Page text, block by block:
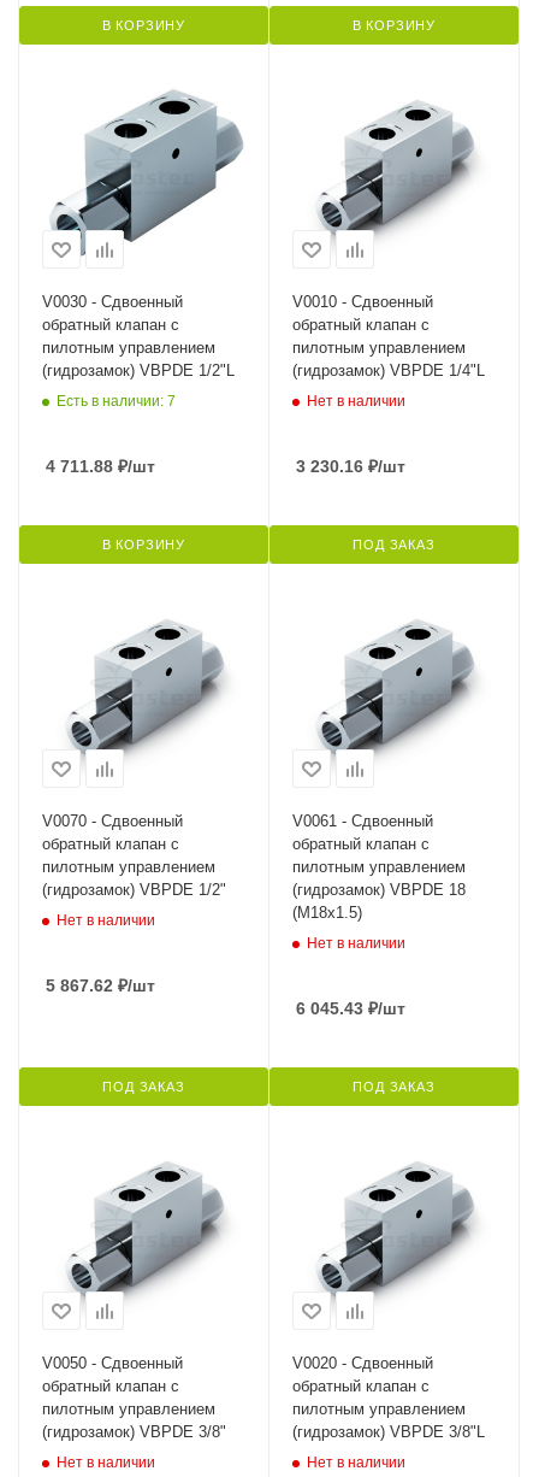
В КОРЗИНУ В КОРЗИНУ
V0030 - Сдвоенный
обратный клапан с
пилотным управлением
(гидрозамок) VBPDE 1/2"L
Есть в наличии: 7
4 711.88 ₽/шт
В КОРЗИНУ
V0010 - Сдвоенный
обратный клапан с
пилотным управлением
(гидрозамок) VBPDE 1/4"L
Нет в наличии
3 230.16 ₽/шт
ПОД ЗАКАЗ
V0070 - Сдвоенный
обратный клапан с
пилотным управлением
(гидрозамок) VBPDE 1/2"
Нет в наличии
5 867.62 ₽/шт
ПОД ЗАКАЗ
V0061 - Сдвоенный
обратный клапан с
пилотным управлением
(гидрозамок) VBPDE 18
(M18x1.5)
Нет в наличии
6 045.43 ₽/шт
ПОД ЗАКАЗ
V0050 - Сдвоенный
обратный клапан с
пилотным управлением
(гидрозамок) VBPDE 3/8"
Нет в наличии
V0020 - Сдвоенный
обратный клапан с
пилотным управлением
(гидрозамок) VBPDE 3/8"L
Нет в наличии